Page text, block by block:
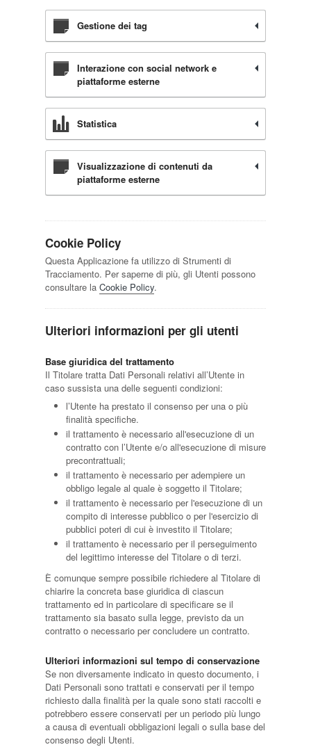
Gestione dei tag
Interazione con social network e
piattaforme esterne
Statistica
Visualizzazione di contenuti da
piattaforme esterne
Cookie Policy
Questa Applicazione fa utilizzo di Strumenti di
Tracciamento. Per saperne di più, gli Utenti possono
consultare la Cookie Policy.
Ulteriori informazioni per gli utenti
Base giuridica del trattamento
Il Titolare tratta Dati Personali relativi all’Utente in
caso sussista una delle seguenti condizioni:
l’Utente ha prestato il consenso per una o più
finalità specifiche.
il trattamento è necessario all'esecuzione di un
contratto con l’Utente e/o all'esecuzione di misure
precontrattuali;
il trattamento è necessario per adempiere un
obbligo legale al quale è soggetto il Titolare;
il trattamento è necessario per l'esecuzione di un
compito di interesse pubblico o per l'esercizio di
pubblici poteri di cui è investito il Titolare;
il trattamento è necessario per il perseguimento
del legittimo interesse del Titolare o di terzi.
È comunque sempre possibile richiedere al Titolare di
chiarire la concreta base giuridica di ciascun
trattamento ed in particolare di specificare se il
trattamento sia basato sulla legge, previsto da un
contratto o necessario per concludere un contratto.
Ulteriori informazioni sul tempo di conservazione
Se non diversamente indicato in questo documento, i
Dati Personali sono trattati e conservati per il tempo
richiesto dalla finalità per la quale sono stati raccolti e
potrebbero essere conservati per un periodo più lungo
a causa di eventuali obbligazioni legali o sulla base del
consenso degli Utenti.